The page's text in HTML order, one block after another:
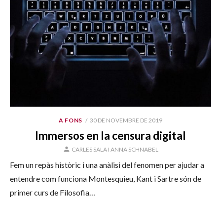
A FONS
PUBLICAT
30 DE NOVEMBRE DE 2019
Immersos en la censura digital
AUTOR
CARLES SALA I ANNA SCHNABEL
Fem un repàs històric i una anàlisi del fenomen per ajudar a
entendre com funciona Montesquieu, Kant i Sartre són de
primer curs de Filosofia…